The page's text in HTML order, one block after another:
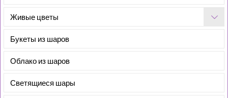
Живые цветы
Букеты из шаров
Облако из шаров
Светящиеся шары